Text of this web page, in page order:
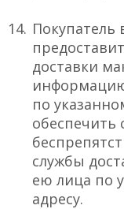
Покупатель
доставки
по
службы
ею лица по
адресу.